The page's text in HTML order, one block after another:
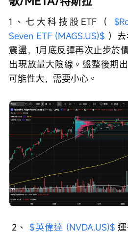
1、七大科技股ETF（
Seven ETF (MAGS.US)$ ）
震盪，1月底反彈再次止步於
出現放量大陰線。盤整後期
可能性大，需要小心。
2、 $英偉達 (NVDA.US)$ 運